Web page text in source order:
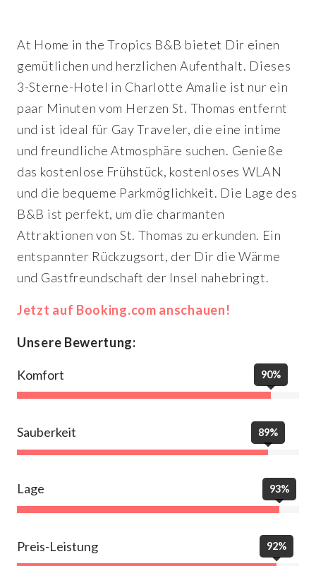
At Home in the Tropics B&B bietet Dir einen
gemütlichen und herzlichen Aufenthalt. Dieses
3-Sterne-Hotel in Charlotte Amalie ist nur ein
paar Minuten vom Herzen St. Thomas entfernt
und ist ideal für Gay Traveler, die eine intime
und freundliche Atmosphäre suchen. Genieße
das kostenlose Frühstück, kostenloses WLAN
und die bequeme Parkmöglichkeit. Die Lage des
B&B ist perfekt, um die charmanten
Attraktionen von St. Thomas zu erkunden. Ein
entspannter Rückzugsort, der Dir die Wärme
und Gastfreundschaft der Insel nahebringt.
Jetzt auf Booking.com anschauen!
Unsere Bewertung:
Komfort 90%
Sauberkeit 89%
Lage 93%
Preis-Leistung 92%